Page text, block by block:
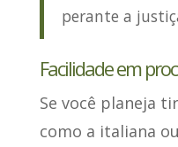
perante a
Facilidade em
Se você planeja
como a italiana